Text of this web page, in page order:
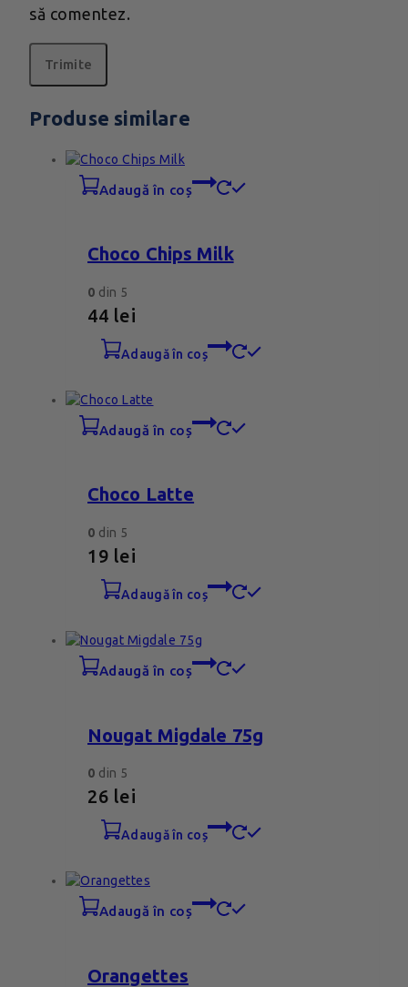
să comentez.
Produse similare
adaugă în coș
Choco Chips Milk
0 din 5
44 lei
adaugă în coș
adaugă în coș
Choco Latte
0 din 5
19 lei
adaugă în coș
adaugă în coș
Nougat Migdale 75g
0 din 5
26 lei
adaugă în coș
adaugă în coș
Orangettes